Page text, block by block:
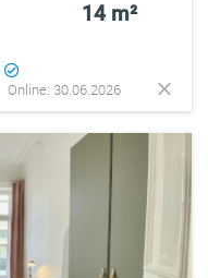
14 m²
Online: 30.06.2026